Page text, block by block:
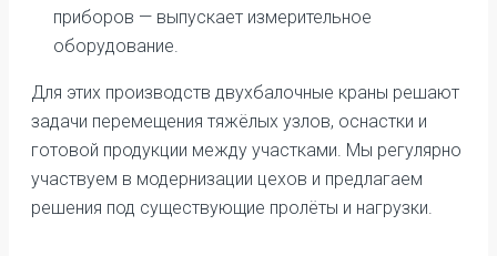
приборов — выпускает измерительное
оборудование.
Для этих производств двухбалочные краны решают
задачи перемещения тяжёлых узлов, оснастки и
готовой продукции между участками. Мы регулярно
участвуем в модернизации цехов и предлагаем
решения под существующие пролёты и нагрузки.